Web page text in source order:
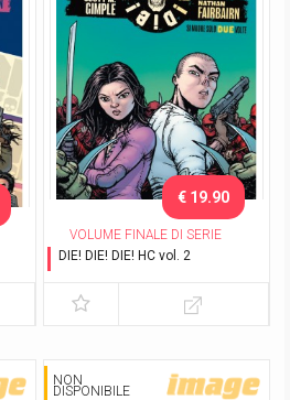
VOLUME FINALE DI SERIE
DIE! DIE! DIE! HC vol. 2
€ 19.90
NON
DISPONIBILE